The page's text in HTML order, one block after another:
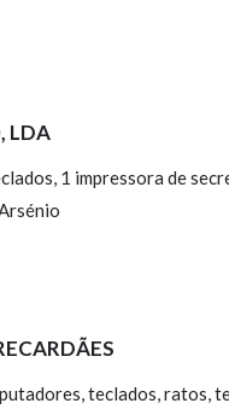
LDA
1 impressora de
teclados, ratos,